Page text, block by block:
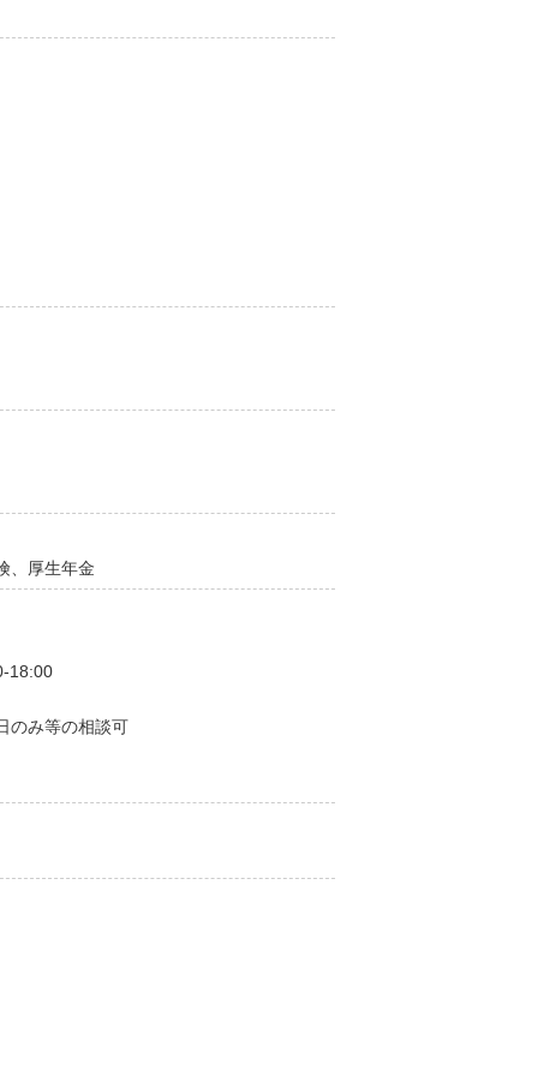
、厚生年金
18:00
のみ等の相談可